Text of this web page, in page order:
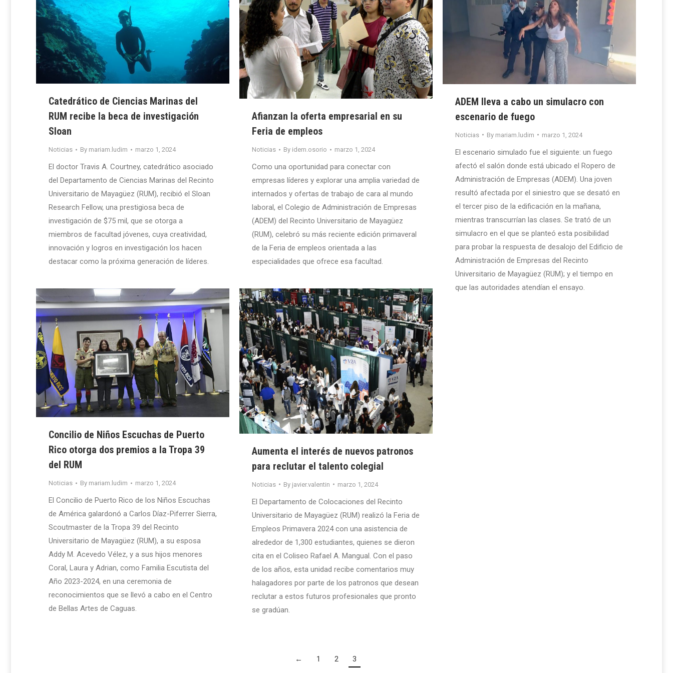
Catedrático de Ciencias Marinas del
RUM recibe la beca de investigación
Sloan
Noticias By mariam.ludim marzo 1, 2024
El doctor Travis A. Courtney, catedrático asociado
del Departamento de Ciencias Marinas del Recinto
Universitario de Mayagüez (RUM), recibió el Sloan
Research Fellow, una prestigiosa beca de
investigación de $75 mil, que se otorga a
miembros de facultad jóvenes, cuya creatividad,
innovación y logros en investigación los hacen
destacar como la próxima generación de líderes.
Afianzan la oferta empresarial en su
Feria de empleos
Noticias By idem.osorio marzo 1, 2024
Como una oportunidad para conectar con
empresas líderes y explorar una amplia variedad de
internados y ofertas de trabajo de cara al mundo
laboral, el Colegio de Administración de Empresas
(ADEM) del Recinto Universitario de Mayagüez
(RUM), celebró su más reciente edición primaveral
de la Feria de empleos orientada a las
especialidades que ofrece esa facultad.
ADEM lleva a cabo un simulacro con
escenario de fuego
Noticias By mariam.ludim marzo 1, 2024
El escenario simulado fue el siguiente: un fuego
afectó el salón donde está ubicado el Ropero de
Administración de Empresas (ADEM). Una joven
resultó afectada por el siniestro que se desató en
el tercer piso de la edificación en la mañana,
mientras transcurrían las clases. Se trató de un
simulacro en el que se planteó esta posibilidad
para probar la respuesta de desalojo del Edificio de
Administración de Empresas del Recinto
Universitario de Mayagüez (RUM); y el tiempo en
que las autoridades atendían el ensayo.
Aumenta el interés de nuevos patronos
para reclutar el talento colegial
Noticias By javier.valentin marzo 1, 2024
El Departamento de Colocaciones del Recinto
Universitario de Mayagüez (RUM) realizó la Feria de
Empleos Primavera 2024 con una asistencia de
alrededor de 1,300 estudiantes, quienes se dieron
cita en el Coliseo Rafael A. Mangual. Con el paso
de los años, esta unidad recibe comentarios muy
halagadores por parte de los patronos que desean
reclutar a estos futuros profesionales que pronto
se gradúan.
Concilio de Niños Escuchas de Puerto
Rico otorga dos premios a la Tropa 39
del RUM
Noticias By mariam.ludim marzo 1, 2024
El Concilio de Puerto Rico de los Niños Escuchas
de América galardonó a Carlos Díaz-Piferrer Sierra,
Scoutmaster de la Tropa 39 del Recinto
Universitario de Mayagüez (RUM), a su esposa
Addy M. Acevedo Vélez, y a sus hijos menores
Coral, Laura y Adrian, como Familia Escutista del
Año 2023-2024, en una ceremonia de
reconocimientos que se llevó a cabo en el Centro
de Bellas Artes de Caguas.
← 1 2 3